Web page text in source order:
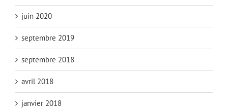
juin 2020
septembre 2019
septembre 2018
avril 2018
janvier 2018